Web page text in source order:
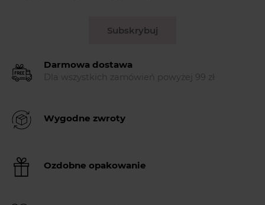
Subskrybuj
Darmowa dostawa
Dla wszystkich zamówień powyżej 99 zł
Wygodne zwroty
Ozdobne opakowanie